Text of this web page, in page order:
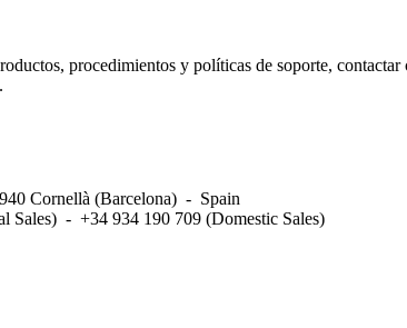
procedimientos y políticas de soporte,
Cornellà (Barcelona) - Spain
Sales) - +34 934 190 709 (Domestic Sales)